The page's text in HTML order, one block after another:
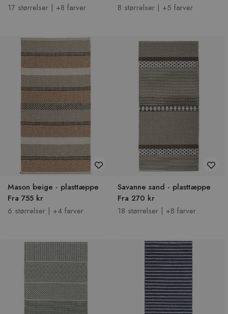
17 størrelser | +8 farver
8 størrelser | +5 farver
Mason beige - plasttæppe
Fra 755 kr
6 størrelser | +4 farver
Savanne sand - plasttæppe
Fra 270 kr
18 størrelser | +8 farver